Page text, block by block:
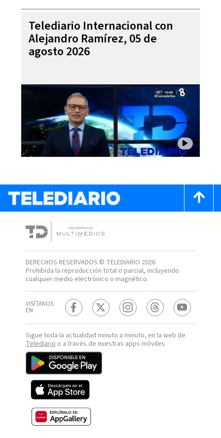
Telediario Internacional con
Alejandro Ramírez, 05 de
agosto 2026
DERECHOS RESERVADOS © TELEDIARIO 2026
Prohibida la reproducción total o parcial, incluyendo
cualquier medio electrónico o magnético.
VISÍTANOS
EN
Sigue toda la actualidad minuto a minuto, en la web de
Telediario o a través de nuestras apps móviles.